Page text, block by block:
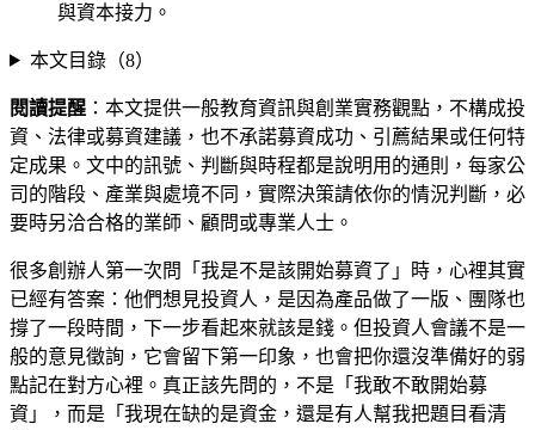
與資本接力。
本文目錄（8）
閱讀提醒 ：本文提供一般教育資訊與創業實務觀點，不構成投
資、法律或募資建議，也不承諾募資成功、引薦結果或任何特
定成果。文中的訊號、判斷與時程都是說明用的通則，每家公
司的階段、產業與處境不同，實際決策請依你的情況判斷，必
要時另洽合格的業師、顧問或專業人士。
很多創辦人第一次問「我是不是該開始募資了」時，心裡其實
已經有答案：他們想見投資人，是因為產品做了一版、團隊也
撐了一段時間，下一步看起來就該是錢。但投資人會議不是一
般的意見徵詢，它會留下第一印象，也會把你還沒準備好的弱
點記在對方心裡。真正該先問的，不是「我敢不敢開始募
資」，而是「我現在缺的是資金，還是有人幫我把題目看清